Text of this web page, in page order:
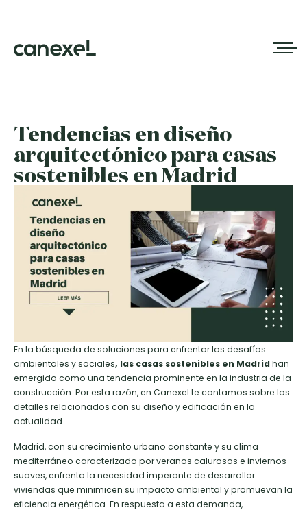
Tendencias en diseño
arquitectónico para casas
sostenibles en Madrid
En la búsqueda de soluciones para enfrentar los desafíos
ambientales y sociales, las casas sostenibles en Madridhan
emergido como una tendencia prominente en la industria de la
construcción. Por esta razón, en Canexel te contamos sobre los
detalles relacionados con su diseño y edificación en la
actualidad.
Madrid, con su crecimiento urbano constante y su clima
mediterráneo caracterizado por veranos calurosos e inviernos
suaves, enfrenta la necesidad imperante de desarrollar
viviendas que minimicen su impacto ambiental y promuevan la
eficiencia energética. En respuesta a esta demanda,